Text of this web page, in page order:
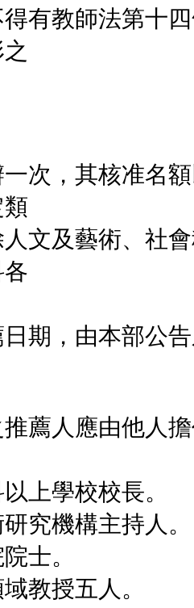
有教師法第十
次，其核准名
文及藝術、社
期，由本部公
薦人應由他人
上學校校長。
究機構主持人。
士。
教授五人。